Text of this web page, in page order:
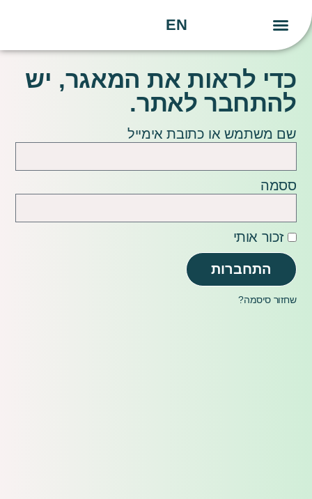
EN
כדי לראות את המאגר, יש
להתחבר לאתר.
שם משתמש או כתובת אימייל
ססמה
זכור אותי
התחברות
שחזור סיסמה?